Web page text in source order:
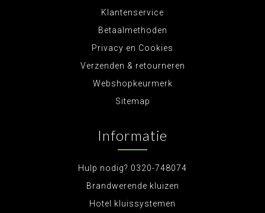
Klantenservice
Betaalmethoden
Privacy en Cookies
Verzenden & retourneren
Webshopkeurmerk
Sitemap
Informatie
Hulp nodig? 0320-748074
Brandwerende kluizen
Hotel kluissystemen